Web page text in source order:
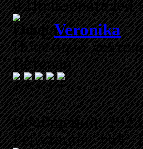
0 Пользователей
Veronika
Почетный
Ветеран
Сообщений: 2923
Репутация: +64/-